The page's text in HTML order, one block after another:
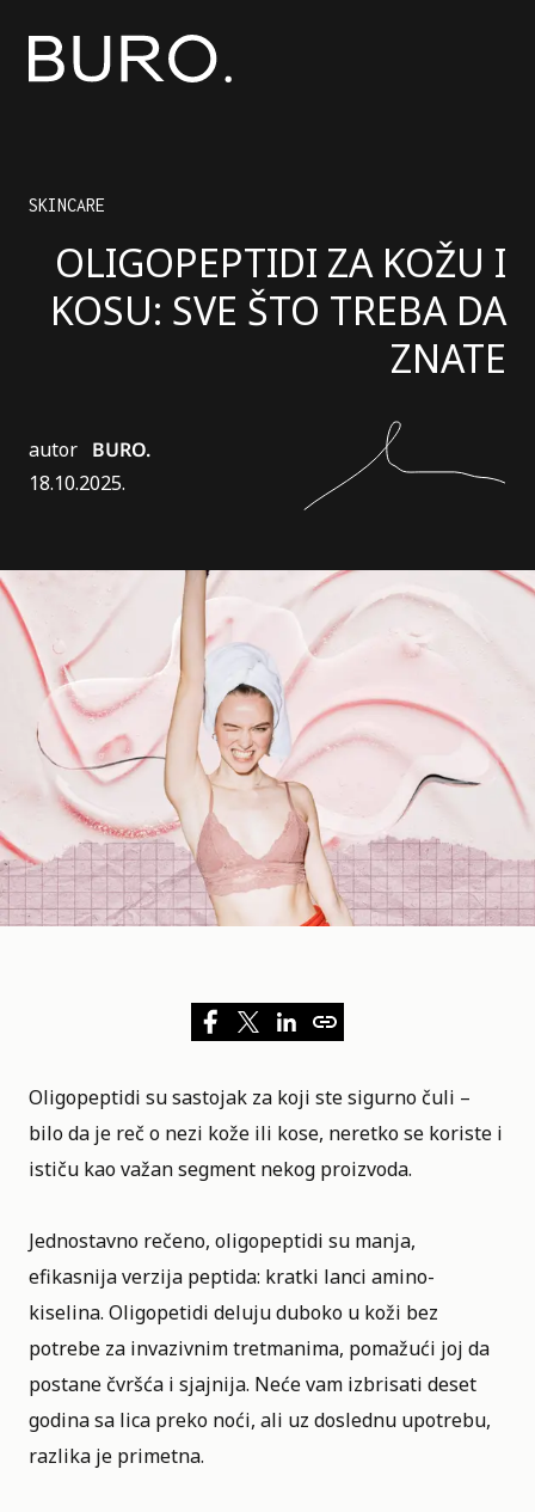
SKINCARE
OLIGOPEPTIDI ZA KOŽU I
KOSU: SVE ŠTO TREBA DA
ZNATE
autor BURO.
18.10.2025.
Oligopeptidi su sastojak za koji ste sigurno čuli –
bilo da je reč o nezi kože ili kose, neretko se koriste i
ističu kao važan segment nekog proizvoda.
Jednostavno rečeno, oligopeptidi su manja,
efikasnija verzija peptida: kratki lanci amino-
kiselina. Oligopetidi deluju duboko u koži bez
potrebe za invazivnim tretmanima, pomažući joj da
postane čvršća i sjajnija. Neće vam izbrisati deset
godina sa lica preko noći, ali uz doslednu upotrebu,
razlika je primetna.